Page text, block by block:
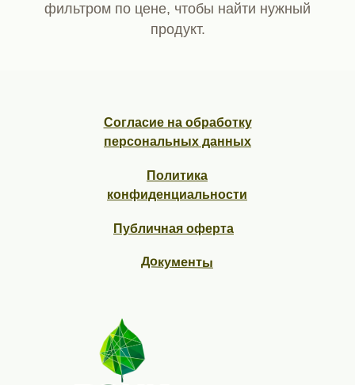
фильтром по цене, чтобы найти нужный
продукт.
Политика
конфиденциальности
Согласие на обработку
персональных данных
Публичная оферта
Документы